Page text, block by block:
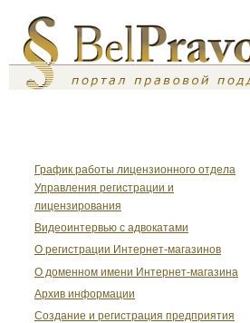
График работы лицензионного отдела
Управления регистрации и
лицензирования
Видеоинтервью с адвокатами
О регистрации Интернет-магазинов
О доменном имени Интернет-магазина
Архив информации
Создание и регистрация предприятия